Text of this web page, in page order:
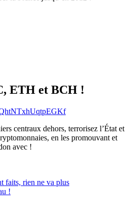
ETH et BCH !
centraux dehors, terrorisez l’État et
en les promouvant et
avec !
faits, rien ne va plus
!